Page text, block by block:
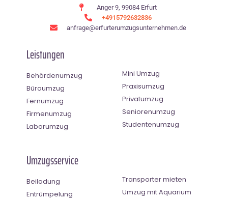
Anger 9, 99084 Erfurt
+4915792632836
anfrage@erfurterumzugsunternehmen.de
Leistungen
Behördenumzug
Büroumzug
Fernumzug
Firmenumzug
Laborumzug
Mini Umzug
Praxisumzug
Privatumzug
Seniorenumzug
Studentenumzug
Umzugsservice
Beiladung
Entrümpelung
Transporter mieten
Umzug mit Aquarium